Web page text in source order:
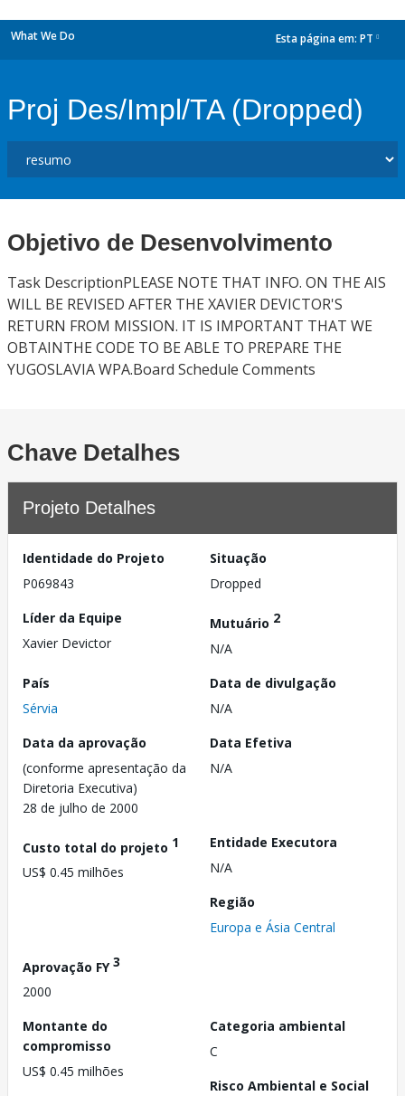
What We Do Esta página em: PT
Proj Des/Impl/TA (Dropped)
Objetivo de Desenvolvimento
Task DescriptionPLEASE NOTE THAT INFO. ON THE AIS
WILL BE REVISED AFTER THE XAVIER DEVICTOR'S
RETURN FROM MISSION. IT IS IMPORTANT THAT WE
OBTAINTHE CODE TO BE ABLE TO PREPARE THE
YUGOSLAVIA WPA.Board Schedule Comments
Chave Detalhes
Projeto Detalhes
Identidade do Projeto
P069843
Situação
Dropped
Líder da Equipe
Xavier Devictor
Mutuário 2
N/A
País
Sérvia
Data de divulgação
N/A
Data da aprovação
(conforme apresentação da
Diretoria Executiva)
28 de julho de 2000
Data Efetiva
N/A
Custo total do projeto 1
US$ 0.45 milhões
Entidade Executora
N/A
Região
Europa e Ásia Central
Aprovação FY3
2000
Montante do
compromisso
US$ 0.45 milhões
Categoria ambiental
C
Risco Ambiental e Social